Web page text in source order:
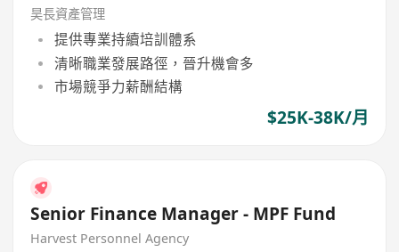
昊長資產管理
提供專業持續培訓體系
清晰職業發展路徑，晉升機會多
市場競爭力薪酬結構
$25K-38K/月
Senior Finance Manager - MPF Fund
Harvest Personnel Agency